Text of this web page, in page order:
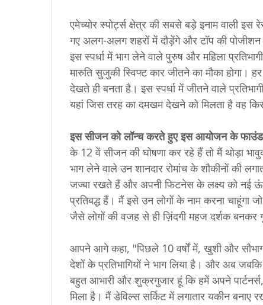
एमेच्योर स्पोर्ट्स क्षेत्र की सबसे बड़े इनाम वाली
गए अलग-अलग शहरों में दौड़ेंगे और टॉप की
इस स्पर्धा में भाग लेने वाले पुरुष और महिला
मारुति सुजुकी स्विफ्ट कार जीतने का मौका होगा।
देखते ही बनता है। इस स्पर्धा में जीतने वाले
यहां जिस तरह का दमखम देखने को मिलता है वह किसी
इस सीजन को लॉन्च करते हुए इस आयोजन के
के 12 वें सीजन की घोषणा कर रहे हैं तो मैं थोड़ा
भाग लेने वाले उन शानदार रोमांच के शौकीनों की
जज्बा रखते हैं और अपनी फिटनेस के लक्ष्य को नई
प्रतिबद्ध हैं। मैं इसे उन लोगों के नाम करना चाहूंगा
जैसे लोगों की वजह से ही ज़िंदगी महज दर्शक बनकर
आपने आगे कहा, "पिछले 10 वर्षों में, खुशी और
देशों के प्रतिभागियों ने भाग लिया है। और अब
बहुत आभारी और शुक्रगुजार हूं कि हमें अपने पार्टनर्स,
मिला है। मैं डेविल्स सर्किट में लगातार यकीन